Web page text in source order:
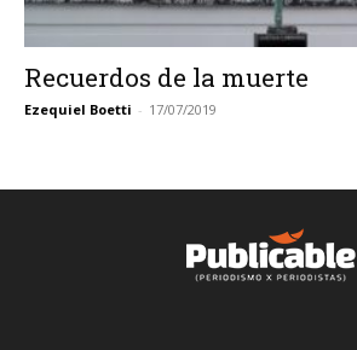
Recuerdos de la muerte
Ezequiel Boetti - 17/07/2019